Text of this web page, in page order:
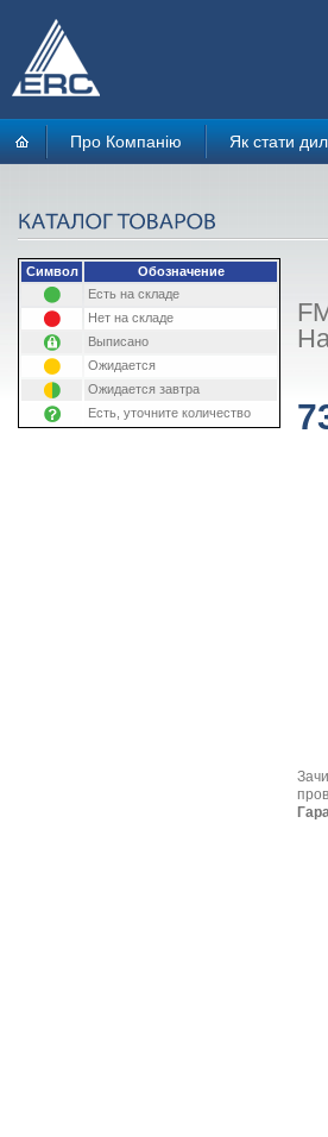
Про Компанію Як стати
Символ
Обозначение
Есть на складе
Нет на складе
Выписано
Ожидается
Ожидается завтра
Есть, уточните количество